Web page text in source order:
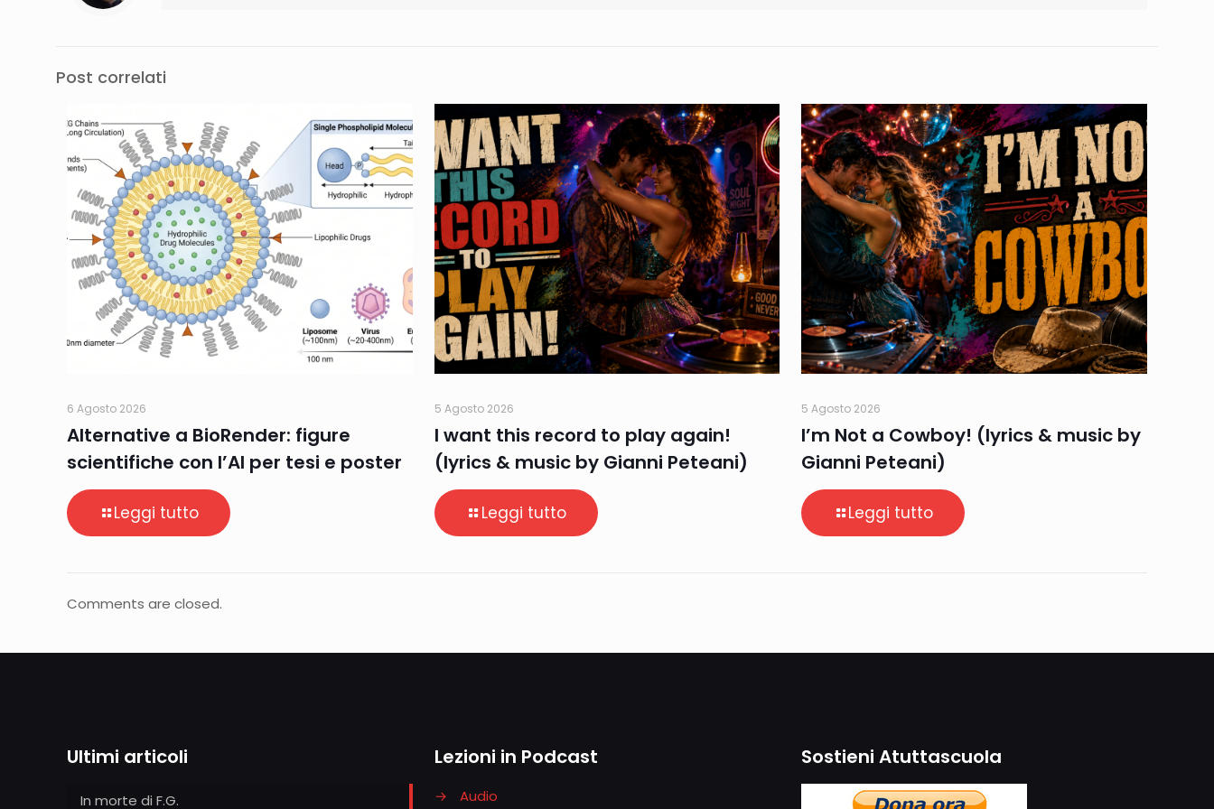
Post correlati
6 Agosto 2026
Alternative a BioRender: figure
scientifiche con l’AI per tesi e poster
Leggi tutto
5 Agosto 2026
I want this record to play again!
(lyrics & music by Gianni Peteani)
Leggi tutto
5 Agosto 2026
I’m Not a Cowboy! (lyrics & music by
Gianni Peteani)
Leggi tutto
Comments are closed.
Ultimi articoli
In morte di F.G.
Lezioni in Podcast
→ Audio
Sostieni Atuttascuola